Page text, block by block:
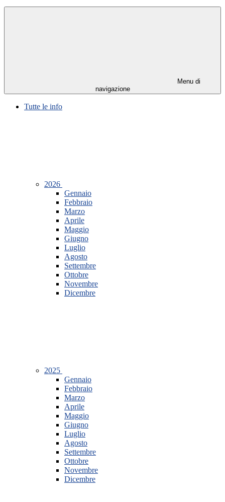
Menu di
navigazione
Tutte le info
2026
Gennaio
Febbraio
Marzo
Aprile
Maggio
Giugno
Luglio
Agosto
Settembre
Ottobre
Novembre
Dicembre
2025
Gennaio
Febbraio
Marzo
Aprile
Maggio
Giugno
Luglio
Agosto
Settembre
Ottobre
Novembre
Dicembre